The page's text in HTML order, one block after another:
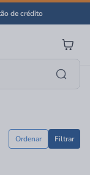
de crédito
Filtrar
Ordenar